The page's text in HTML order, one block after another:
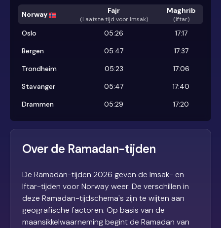
Norway Fajr
(Laatste tijd voor Imsak)
Maghrib
(Iftar)
Oslo 05:26
17:17
Bergen
05:47
17:37
Trondheim
05:23
17:06
Stavanger
05:47
17:40
Drammen
05:29 17:20
Over de Ramadan-tijden
De Ramadan-tijden 2026 geven de Imsak- en
Iftar-tijden voor Norway weer. De verschillen in
deze Ramadan-tijdschema's zijn te wijten aan
geografische factoren. Op basis van de
maansikkelwaarneming begint de Ramadan van